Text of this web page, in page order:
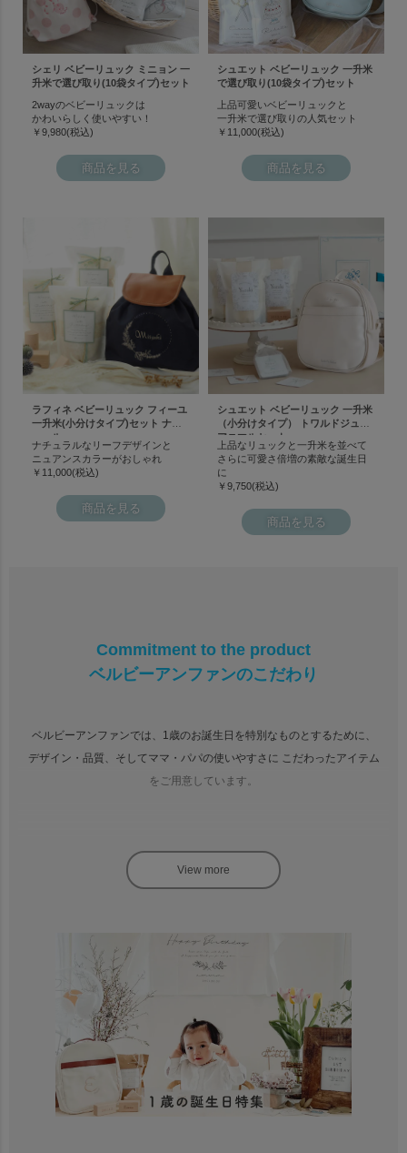
シェリ ベビーリュック ミニョン 一
升米で選び取り(10袋タイプ)セット
2wayのベビーリュックは
かわいらしく使いやすい！
￥9,980(税込)
商品を見る
シュエット ベビーリュック 一升米
で選び取り(10袋タイプ)セット
上品可愛いベビーリュックと
一升米で選び取りの人気セット
￥11,000(税込)
商品を見る
ラフィネ ベビーリュック フィーユ
一升米(小分けタイプ)セット ナチ
ュール
ナチュラルなリーフデザインと
ニュアンスカラーがおしゃれ
￥11,000(税込)
商品を見る
シュエット ベビーリュック 一升米
（小分けタイプ） トワルドジュイ
アニマルセット
上品なリュックと一升米を並べて
さらに可愛さ倍増の素敵な誕生日
に
￥9,750(税込)
商品を見る
Commitment to the product
ベルビーアンファンのこだわり
ベルビーアンファンでは、1歳のお誕生日を特別なものとするために、
デザイン・品質、そしてママ・パパの使いやすさに こだわったアイテム
をご用意しています。
シンプルで上品なデザインは、どの年代の方もおしゃれ！と満足してい
選べるサイズで小分けも便利
お餅はサイズが選べるようになっており、大きな2つのお餅と、10袋に
分かれた小分けタイプがございます。
お米は1袋タイプ、小分け3袋タイプ、選び取りが可能な10袋タイプをご
おじいちゃんおばあちゃんにおすそ分けする場合でも、小分けの手間い
らずなのが、うれしいですよね。